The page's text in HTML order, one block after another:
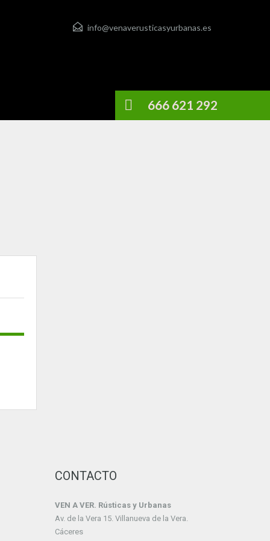
info@venaverusticasyurbanas.es
666 621 292
CONTACTO
VEN A VER. Rústicas y Urbanas
Av. de la Vera 15. Villanueva de la Vera.
Cáceres